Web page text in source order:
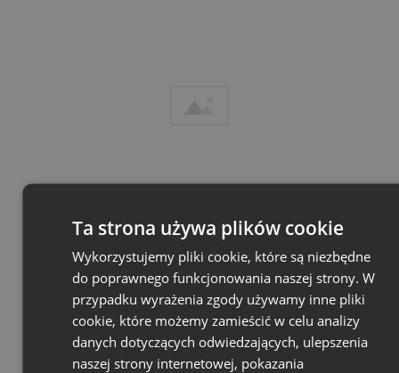
List Box Heading
Followed by some bogus content. Aenean
commodo ligula egget dolor. Aenean massa.
Cum sociis natoque penatibus et magnis dis
parturient montes, nascetur ridiculus mus.
Ta strona używa plików cookie
Wykorzystujemy pliki cookie, które są niezbędne
do poprawnego funkcjonowania naszej strony. W
przypadku wyrażenia zgody używamy inne pliki
cookie, które możemy zamieścić w celu analizy
danych dotyczących odwiedzających, ulepszenia
naszej strony internetowej, pokazania